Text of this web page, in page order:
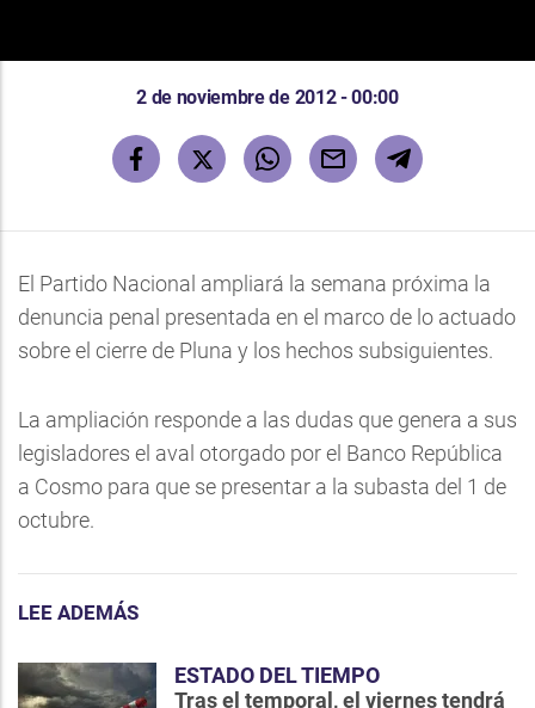
2 de noviembre de 2012 - 00:00
El Partido Nacional ampliará la semana próxima la
denuncia penal presentada en el marco de lo actuado
sobre el cierre de Pluna y los hechos subsiguientes.
La ampliación responde a las dudas que genera a sus
legisladores el aval otorgado por el Banco República
a Cosmo para que se presentar a la subasta del 1 de
octubre.
LEE ADEMÁS
ESTADO DEL TIEMPO
Tras el temporal, el viernes tendrá